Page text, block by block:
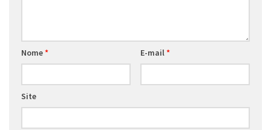
Nome* E-mail *
Site